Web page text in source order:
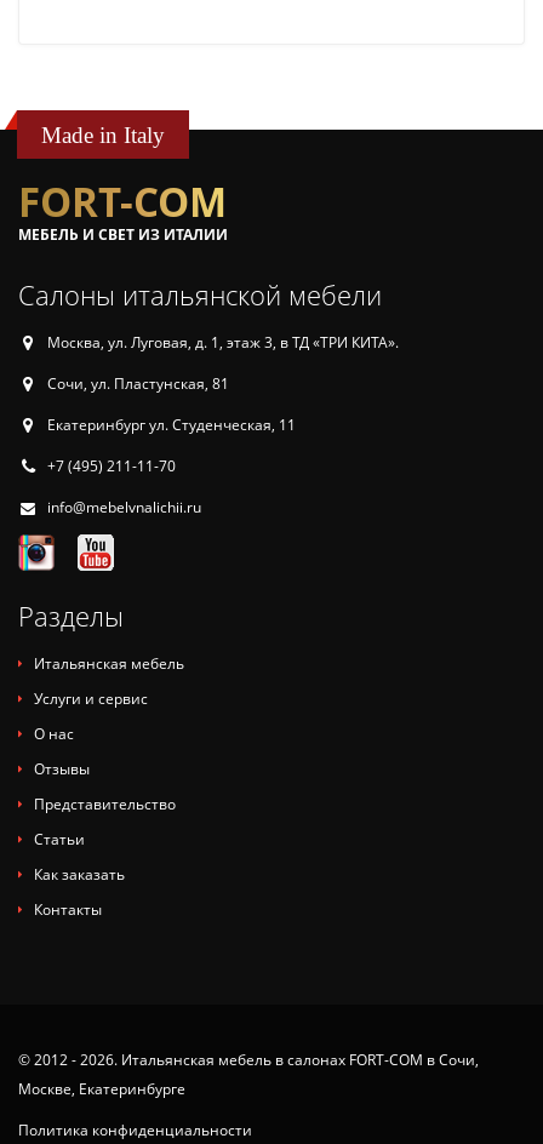
Made in Italy
FORT-COM
МЕБЕЛЬ И СВЕТ ИЗ ИТАЛИИ
Салоны итальянской мебели
Москва, ул. Луговая, д. 1, этаж 3, в ТД «ТРИ КИТА».
Сочи, ул. Пластунская, 81
Екатеринбург ул. Студенческая, 11
+7 (495) 211-11-70
info@mebelvnalichii.ru
Разделы
Итальянская мебель
Услуги и сервис
О нас
Отзывы
Представительство
Статьи
Как заказать
Контакты
© 2012 - 2026. Итальянская мебель в салонах FORT-COM в Сочи,
Москве, Екатеринбурге
Политика конфиденциальности